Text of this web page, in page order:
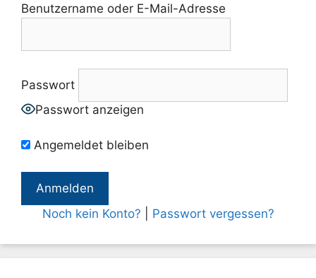
Benutzername oder E-Mail-Adresse
Passwort
Passwort anzeigen
Angemeldet bleiben
Noch kein Konto? Passwort vergessen?